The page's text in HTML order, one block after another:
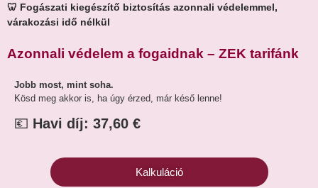
🦷 Fogászati kiegészítő biztosítás azonnali védelemmel,
várakozási idő nélkül
Azonnali védelem a fogaidnak – ZEK tarifánk
Jobb most, mint soha.
Kösd meg akkor is, ha úgy érzed, már késő lenne!
💶 Havi díj: 37,60 €
Kalkuláció